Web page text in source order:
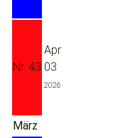
Nr. 43
Apr
03
2026
März